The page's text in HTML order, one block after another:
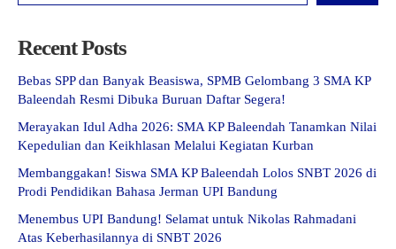
Recent Posts
Bebas SPP dan Banyak Beasiswa, SPMB Gelombang 3 SMA KP
Baleendah Resmi Dibuka Buruan Daftar Segera!
Merayakan Idul Adha 2026: SMA KP Baleendah Tanamkan Nilai
Kepedulian dan Keikhlasan Melalui Kegiatan Kurban
Membanggakan! Siswa SMA KP Baleendah Lolos SNBT 2026 di
Prodi Pendidikan Bahasa Jerman UPI Bandung
Menembus UPI Bandung! Selamat untuk Nikolas Rahmadani
Atas Keberhasilannya di SNBT 2026